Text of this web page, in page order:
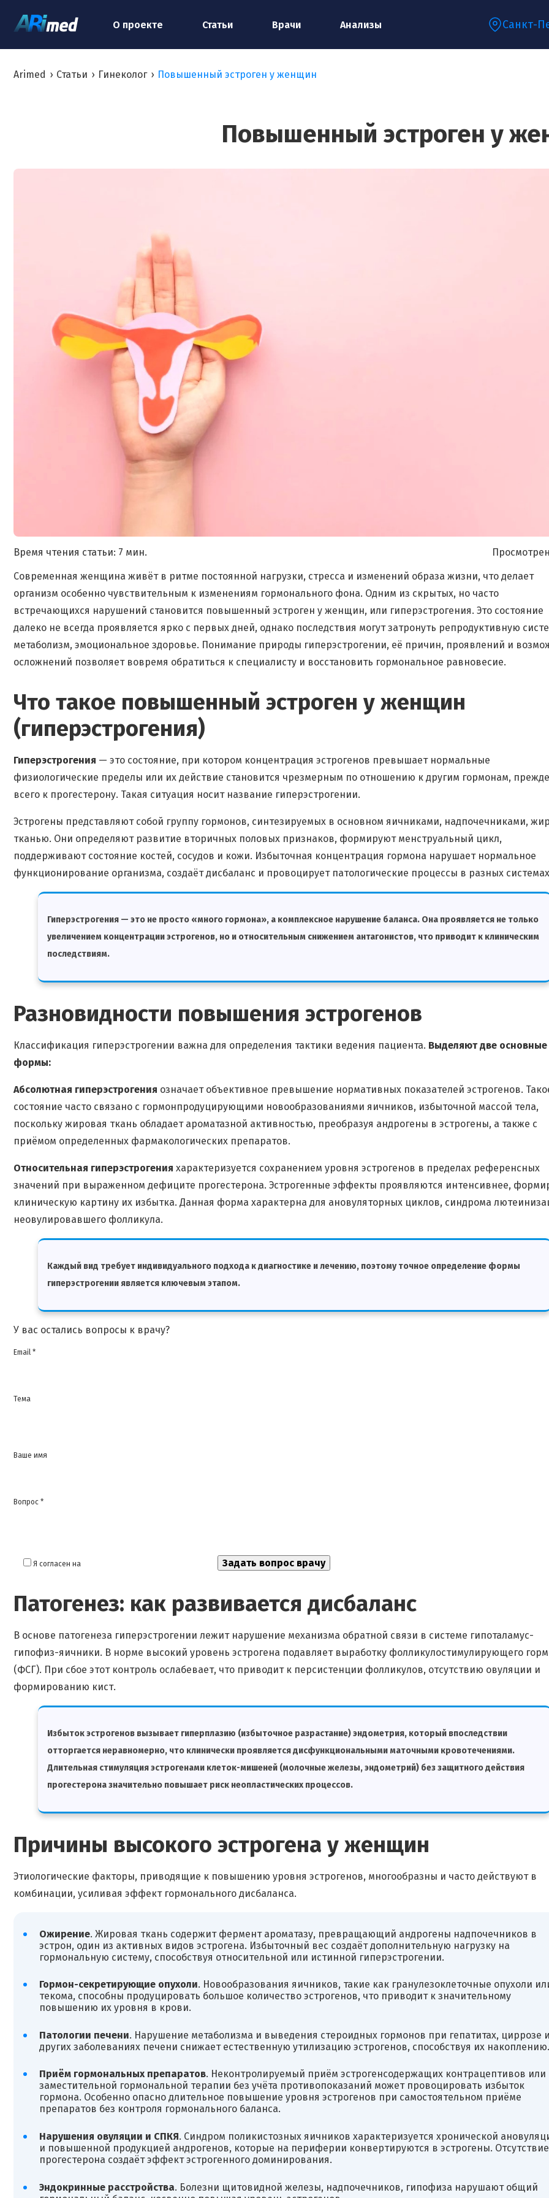
О проекте Статьи Врачи Анализы Санкт-
Arimed › Статьи › Гинеколог › Повышенный эстроген у женщин
Повышенный эстроген у
Время чтения статьи: 7 мин.
Современная женщина живёт в ритме постоянной нагрузки, стресса и изменений образа жизни, что делает
организм особенно чувствительным к изменениям гормонального фона. Одним из скрытых, но часто
встречающихся нарушений становится повышенный эстроген у женщин, или гиперэстрогения. Это состояние
далеко не всегда проявляется ярко с первых дней, однако последствия могут затронуть репродуктивную
метаболизм, эмоциональное здоровье. Понимание природы гиперэстрогении, её причин, проявлений и
осложнений позволяет вовремя обратиться к специалисту и восстановить гормональное равновесие.
Что такое повышенный эстроген у женщин
(гиперэстрогения)
Гиперэстрогения — это состояние, при котором концентрация эстрогенов превышает нормальные
физиологические пределы или их действие становится чрезмерным по отношению к другим гормонам, прежде
всего к прогестерону. Такая ситуация носит название гиперэстрогении.
Эстрогены представляют собой группу гормонов, синтезируемых в основном яичниками, надпочечниками,
тканью. Они определяют развитие вторичных половых признаков, формируют менструальный цикл,
поддерживают состояние костей, сосудов и кожи. Избыточная концентрация гормона нарушает нормальное
функционирование организма, создаёт дисбаланс и провоцирует патологические процессы в разных
Гиперэстрогения — это не просто «много гормона», а комплексное нарушение баланса. Она проявляется не только
увеличением концентрации эстрогенов, но и относительным снижением антагонистов, что приводит к клиническим
последствиям.
Разновидности повышения эстрогенов
Классификация гиперэстрогении важна для определения тактики ведения пациента. Выделяют две основные
формы:
Абсолютная гиперэстрогения означает объективное превышение нормативных показателей эстрогенов.
состояние часто связано с гормонпродуцирующими новообразованиями яичников, избыточной массой тела,
поскольку жировая ткань обладает ароматазной активностью, преобразуя андрогены в эстрогены, а также с
приёмом определенных фармакологических препаратов.
Относительная гиперэстрогения характеризуется сохранением уровня эстрогенов в пределах референсных
значений при выраженном дефиците прогестерона. Эстрогенные эффекты проявляются интенсивнее,
клиническую картину их избытка. Данная форма характерна для ановуляторных циклов, синдрома
неовулировавшего фолликула.
Каждый вид требует индивидуального подхода к диагностике и лечению, поэтому точное определение формы
гиперэстрогении является ключевым этапом.
У вас остались вопросы к врачу?
Email *
Тема
Ваше имя
Вопрос *
Я согласен на
Патогенез: как развивается дисбаланс
В основе патогенеза гиперэстрогении лежит нарушение механизма обратной связи в системе гипоталамус-
гипофиз-яичники. В норме высокий уровень эстрогена подавляет выработку фолликулостимулирующего
(ФСГ). При сбое этот контроль ослабевает, что приводит к персистенции фолликулов, отсутствию овуляции и
формированию кист.
Избыток эстрогенов вызывает гиперплазию (избыточное разрастание) эндометрия, который впоследствии
отторгается неравномерно, что клинически проявляется дисфункциональными маточными кровотечениями.
Длительная стимуляция эстрогенами клеток-мишеней (молочные железы, эндометрий) без защитного действия
прогестерона значительно повышает риск неопластических процессов.
Причины высокого эстрогена у женщин
Этиологические факторы, приводящие к повышению уровня эстрогенов, многообразны и часто действуют в
комбинации, усиливая эффект гормонального дисбаланса.
Ожирение. Жировая ткань содержит фермент ароматазу, превращающий андрогены надпочечников в
эстрон, один из активных видов эстрогена. Избыточный вес создаёт дополнительную нагрузку на
гормональную систему, способствуя относительной или истинной гиперэстрогении.
Гормон-секретирующие опухоли. Новообразования яичников, такие как гранулезоклеточные опухоли
текома, способны продуцировать большое количество эстрогенов, что приводит к значительному
повышению их уровня в крови.
Патологии печени. Нарушение метаболизма и выведения стероидных гормонов при гепатитах, циррозе
других заболеваниях печени снижает естественную утилизацию эстрогенов, способствуя их накоплению.
Приём гормональных препаратов. Неконтролируемый приём эстрогенсодержащих контрацептивов или
заместительной гормональной терапии без учёта противопоказаний может провоцировать избыток
гормона. Особенно опасно длительное повышение уровня эстрогенов при самостоятельном приёме
препаратов без контроля гормонального баланса.
Нарушения овуляции и СПКЯ. Синдром поликистозных яичников характеризуется хронической
и повышенной продукцией андрогенов, которые на периферии конвертируются в эстрогены. Отсутствие
прогестерона создаёт эффект эстрогенного доминирования.
Эндокринные расстройства. Болезни щитовидной железы, надпочечников, гипофиза нарушают общий
специалисту